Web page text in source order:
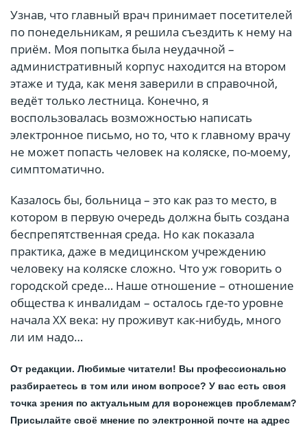
Узнав, что главный врач принимает посетителей
по понедельникам, я решила съездить к нему на
приём. Моя попытка была неудачной –
административный корпус находится на втором
этаже и туда, как меня заверили в справочной,
ведёт только лестница. Конечно, я
воспользовалась возможностью написать
электронное письмо, но то, что к главному врачу
не может попасть человек на коляске, по-моему,
симптоматично.
Казалось бы, больница – это как раз то место, в
котором в первую очередь должна быть создана
беспрепятственная среда. Но как показала
практика, даже в медицинском учреждению
человеку на коляске сложно. Что уж говорить о
городской среде… Наше отношение – отношение
общества к инвалидам – осталось где-то уровне
начала XX века: ну проживут как-нибудь, много
ли им надо…
От редакции. Любимые читатели! Вы профессионально
разбираетесь в том или ином вопросе? У вас есть своя
точка зрения по актуальным для воронежцев проблемам?
Присылайте своё мнение по электронной почте на адрес